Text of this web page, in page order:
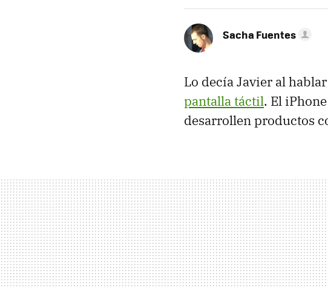
Sacha Fuentes
Lo decía Javier al
pantalla táctil. El
desarrollen productos